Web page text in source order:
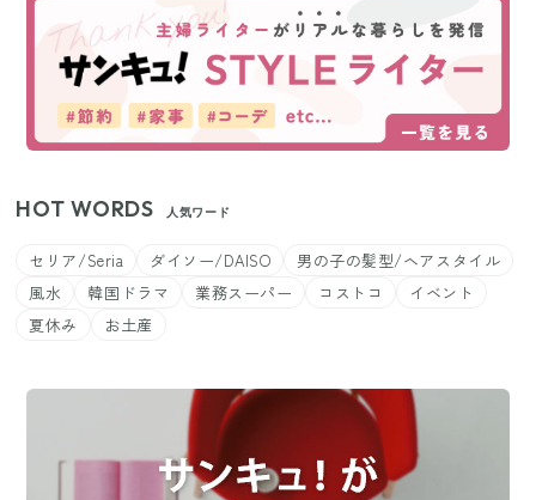
HOT WORDS 人気ワード
セリア/Seria ダイソー/DAISO
男の子の髪型/ヘアスタイル
風水
韓国ドラマ 業務スーパー コストコ
イベント
夏休み
お土産